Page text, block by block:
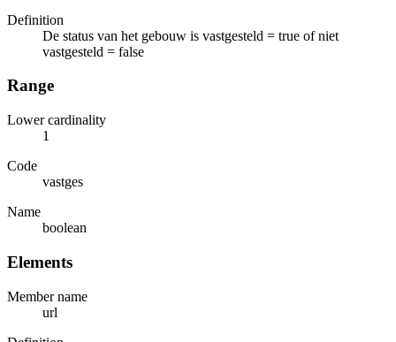
Definition
De status van het gebouw is vastgesteld = true of niet
vastgesteld = false
Range
Lower cardinality
1
Code
vastges
Name
boolean
Elements
Member name
url